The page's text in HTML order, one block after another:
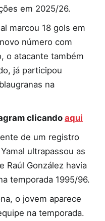
em 2025/26.
marcou 18 gols em
número com
o atacante também
já participou
na
clicando aqui
de um registro
ultrapassou as
Raúl González havia
temporada 1995/96.
o jovem aparece
na temporada.